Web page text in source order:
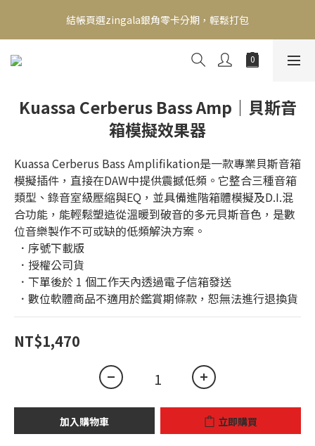
新會員送500！滿額最高回饋2000，刷卡最高12期零利率，馬上了
解👉
結帳頁選zingala銀角零卡分期，輕鬆打包
新會員送500！滿額最高回饋2000，刷卡最高12期零利率，馬上了
Kuassa Cerberus Bass Amp｜貝斯音
箱模擬效果器
Kuassa Cerberus Bass Amplifikation是一款專業貝斯音箱
模擬插件，直接在DAW中提供震撼低頻。它整合三種音箱
類型、錄音室級壓縮與EQ，並具備進階箱體模擬及D.I.混
合功能，能輕鬆塑造從溫暖到破音的多元貝斯音色，是數
位音樂製作不可或缺的低頻解決方案。
．序號下載版
．授權公司貨
．下單後於 1 個工作天內透過電子信箱發送
．數位軟體商品不適用於鑑賞期條款，恕無法進行退換貨
NT$1,470
加入購物車 立即購買